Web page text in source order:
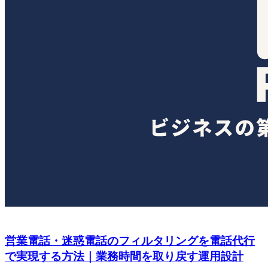
営業電話・迷惑電話のフィルタリングを電話代行
で実現する方法｜業務時間を取り戻す運用設計